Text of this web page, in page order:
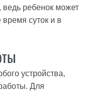
ведь ребенок может
время суток и в
устройства,
Для